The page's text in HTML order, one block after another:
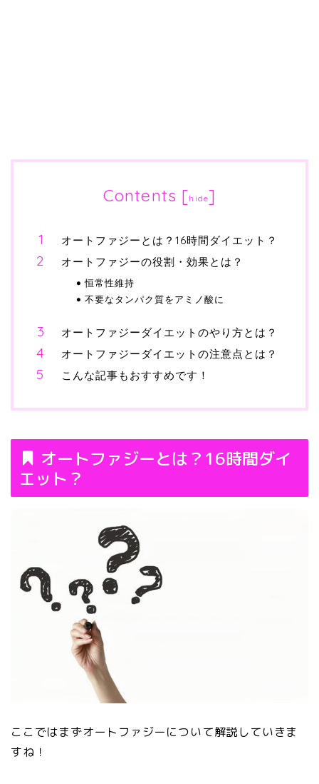
Contents [hide]
オートファジーとは？16時間ダイエット？
オートファジーの役割・効果とは？
恒常性維持
不要なタンパク質をアミノ酸に
オートファジーダイエットのやり方とは？
オートファジーダイエットの注意点とは？
こんな記事もおすすめです！
オートファジーとは？16時間ダイ
エット？
ここではまずオートファジーについて解説していきま
すね！